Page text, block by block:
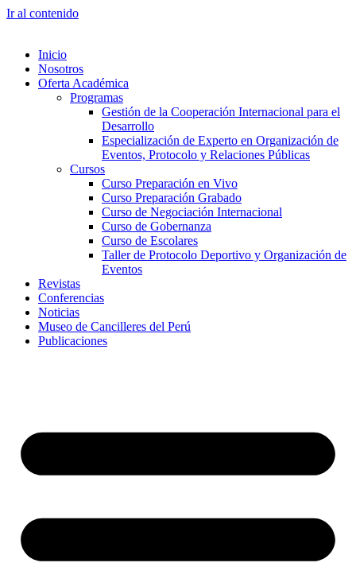
Ir al contenido
Inicio
Nosotros
Oferta Académica
Programas
Gestión de la Cooperación Internacional para el
Desarrollo
Especialización de Experto en Organización de
Eventos, Protocolo y Relaciones Públicas
Cursos
Curso Preparación en Vivo
Curso Preparación Grabado
Curso de Negociación Internacional
Curso de Gobernanza
Curso de Escolares
Taller de Protocolo Deportivo y Organización de
Eventos
Revistas
Conferencias
Noticias
Museo de Cancilleres del Perú
Publicaciones